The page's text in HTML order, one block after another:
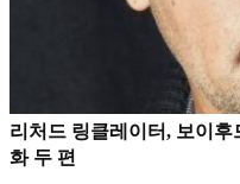
리처드 링클레이터, 보이
화 두 편